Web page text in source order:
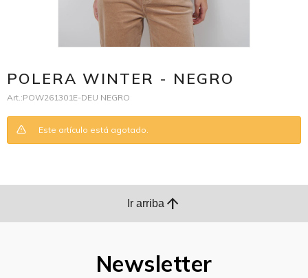
POLERA WINTER - NEGRO
POW261301E-DEU NEGRO
Este artículo está agotado.
Ir arriba arrow_upward
Newsletter